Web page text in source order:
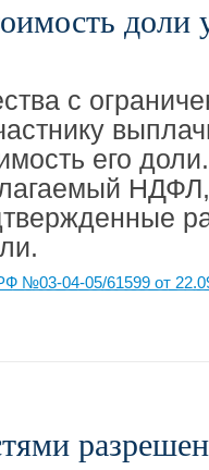
доли
с
его
№03-04-05/61599 от
разрешен